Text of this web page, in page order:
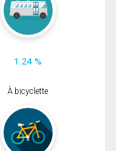
1.24 %
À bicyclette